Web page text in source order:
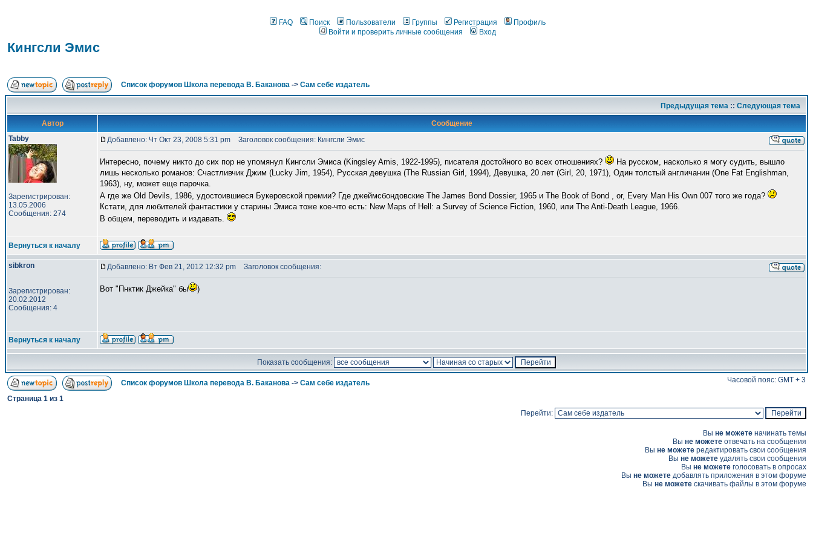
FAQ Поиск Пользователи Группы Регистрация
Профиль
Войти и проверить личные сообщения
Вход
Кингсли Эмис
Список форумов Школа перевода В. Баканова -> Сам себе издатель
Предыдущая тема :: Следующая тема
Автор
Сообщение
Tabby
Зарегистрирован:
13.05.2006
Сообщения: 274
Добавлено: Чт Окт 23, 2008 5:31 pm Заголовок сообщения: Кингсли Эмис
Интересно, почему никто до сих пор не упомянул Кингсли Эмиса (Kingsley Amis, 1922-1995), писателя достойного во всех отношениях?
На русском, насколько я могу судить, вышло
лишь несколько романов: Счастливчик Джим (Lucky Jim, 1954), Русская девушка (The Russian Girl, 1994), Девушка, 20 лет (Girl, 20, 1971), Один толстый англичанин (One Fat Englishman,
1963), ну, может еще парочка.
А где же Old Devils, 1986, удостоившиеся Букеровской премии? Где джеймсбондовские The James Bond Dossier, 1965 и The Book of Bond , or, Every Man His Own 007 того же года?
Кстати, для любителей фантастики у старины Эмиса тоже кое-что есть: New Maps of Hell: a Survey of Science Fiction, 1960, или The Anti-Death League, 1966.
В общем, переводить и издавать.
Вернуться к началу
sibkron
Зарегистрирован:
20.02.2012
Сообщения: 4
Добавлено: Вт Фев 21, 2012 12:32 pm Заголовок сообщения:
Вот "Пнктик Джейка" бы )
Вернуться к началу
Показать сообщения:
Список форумов Школа перевода В. Баканова -> Сам себе издатель Часовой пояс: GMT + 3
Страница 1 из 1
Перейти:
Вы не можете начинать темы
Вы не можете отвечать на сообщения
Вы не можете редактировать свои сообщения
Вы не можете удалять свои сообщения
Вы не можете голосовать в опросах
Вы не можете добавлять приложения в этом форуме
Вы не можете скачивать файлы в этом форуме